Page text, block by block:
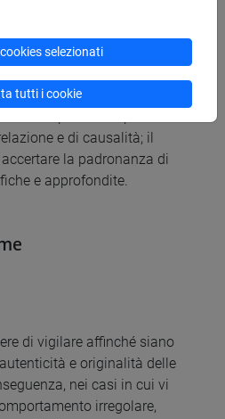
punta a verificare la
e di articolare
la padronanza di
e di causalità; il
la padronanza di
e approfondite.
di vigilare affinché siano
e originalità delle
nei casi in cui vi
irregolare,
selezionati
tutti i cookie